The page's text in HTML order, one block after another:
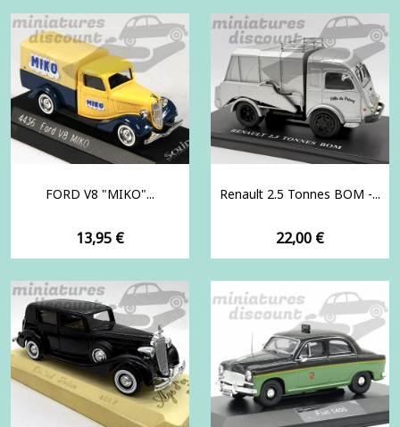
FORD V8 "MIKO"...
Prix
13,95 €
Renault 2.5 Tonnes BOM -...
Prix
22,00 €